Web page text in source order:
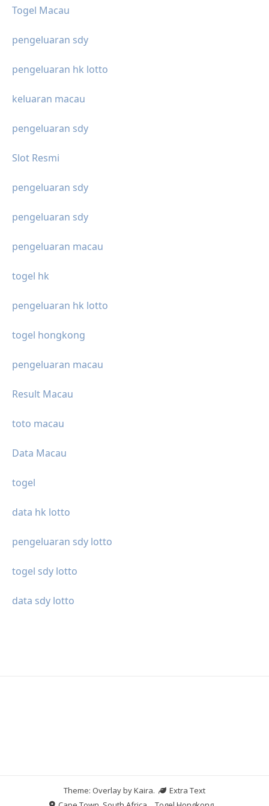
Togel Macau
pengeluaran sdy
pengeluaran hk lotto
keluaran macau
pengeluaran sdy
Slot Resmi
pengeluaran sdy
pengeluaran sdy
pengeluaran macau
togel hk
pengeluaran hk lotto
togel hongkong
pengeluaran macau
Result Macau
toto macau
Data Macau
togel
data hk lotto
pengeluaran sdy lotto
togel sdy lotto
data sdy lotto
Theme: Overlay byKaira.
Extra Text